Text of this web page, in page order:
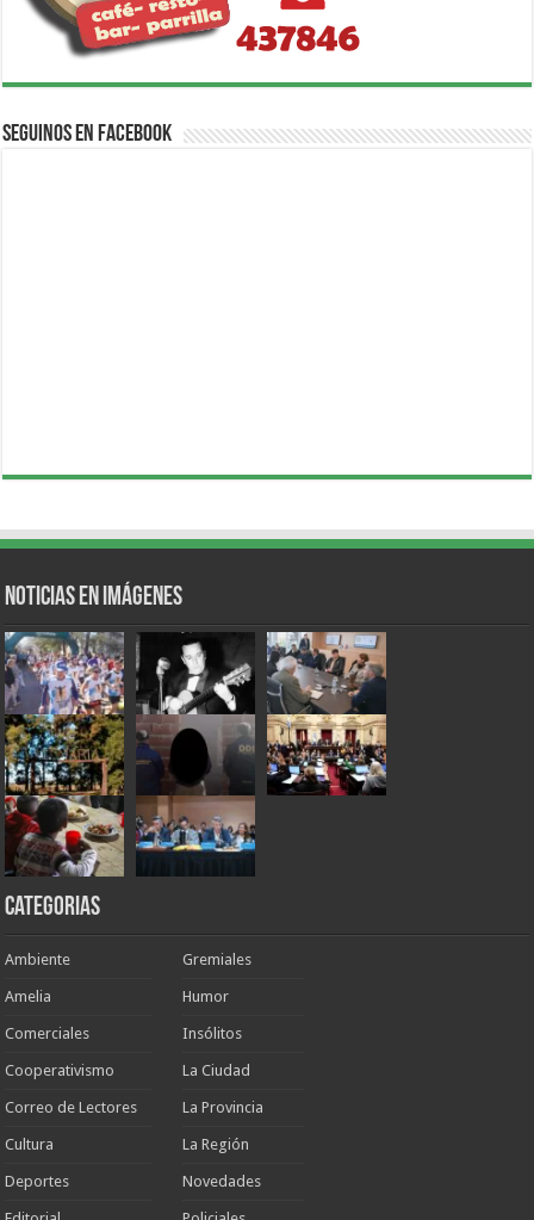
Seguinos en Facebook
Noticias en Imágenes
Categorias
Ambiente
Amelia
Comerciales
Cooperativismo
Correo de Lectores
Cultura
Deportes
Gremiales
Humor
Insólitos
La Ciudad
La Provincia
La Región
Novedades